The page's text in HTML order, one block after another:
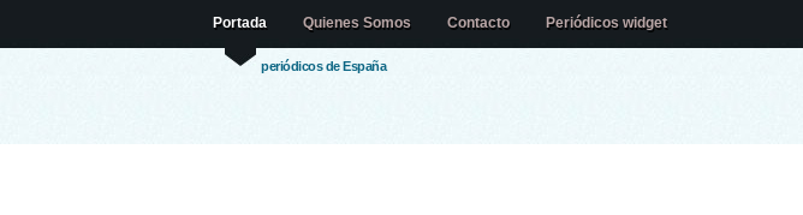
periódicos de España
Portada Quienes Somos Contacto Periódicos widget